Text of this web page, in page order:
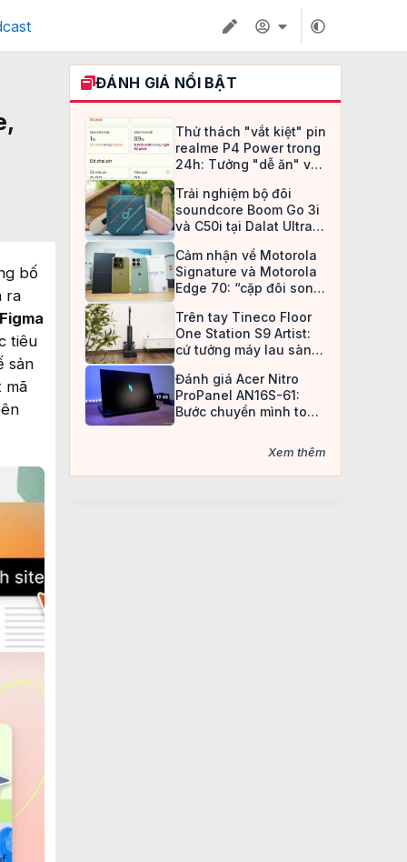
bố
ra
tiêu
sản
mã
ĐÁNH GIÁ NỔI BẬT
Thử thách "vắt kiệt" pin
realme P4 Power trong
24h: Tưởng "dễ ăn" và
Trải nghiệm bộ đôi
soundcore Boom Go 3i
và C50i tại Dalat Ultra
ưu, hầu bao hợp lý cho
dân mê xê dịch
Cảm nhận về Motorola
Signature và Motorola
Edge 70: “cặp đôi song
đầy trọng lượng
Trên tay Tineco Floor
One Station S9 Artist:
cứ tưởng máy lau sàn
Đánh giá Acer Nitro
ProPanel AN16S-61:
Bước chuyển mình toàn
Xem thêm